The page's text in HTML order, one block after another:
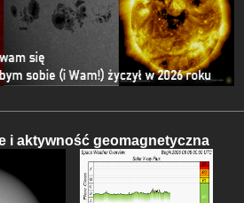
i aktywność geomagnetyczna